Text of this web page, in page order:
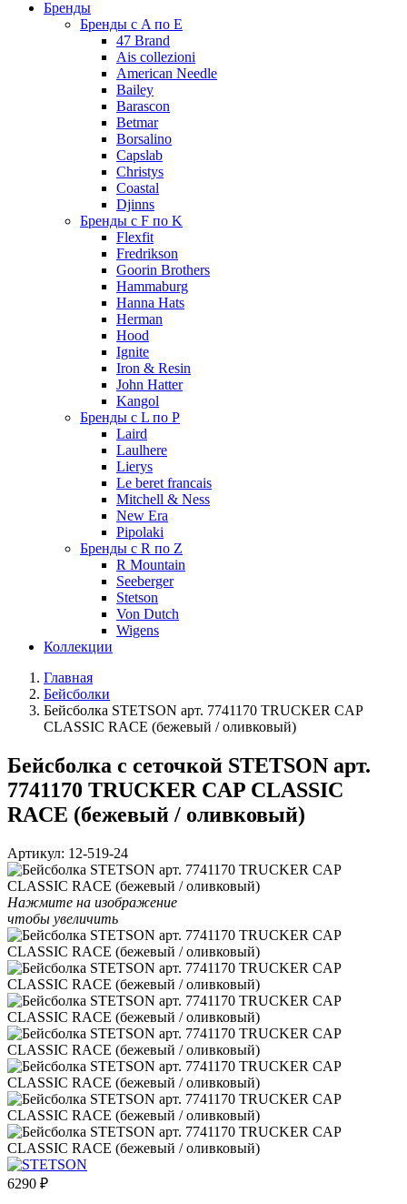
Бренды
Бренды с A по E
47 Brand
Ais collezioni
American Needle
Bailey
Barascon
Betmar
Borsalino
Capslab
Christys
Coastal
Djinns
Бренды с F по K
Flexfit
Fredrikson
Goorin Brothers
Hammaburg
Hanna Hats
Herman
Hood
Ignite
Iron & Resin
John Hatter
Kangol
Бренды с L по P
Laird
Laulhere
Lierys
Le beret francais
Mitchell & Ness
New Era
Pipolaki
Бренды с R по Z
R Mountain
Seeberger
Stetson
Von Dutch
Wigens
Коллекции
Главная
Бейсболки
Бейсболка STETSON арт. 7741170 TRUCKER CAP
CLASSIC RACE (бежевый / оливковый)
Бейсболка с сеточкой STETSON арт.
7741170 TRUCKER CAP CLASSIC
RACE (бежевый / оливковый)
Артикул: 12-519-24
Нажмите на изображение
чтобы увеличить
6290 ₽